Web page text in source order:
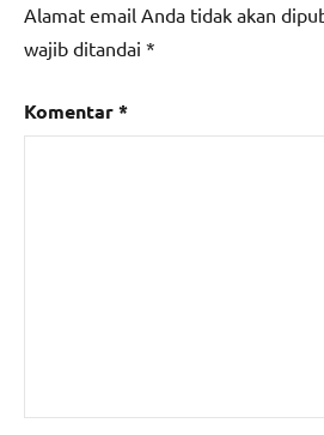
Alamat email Anda tidak akan
wajib ditandai *
Komentar*